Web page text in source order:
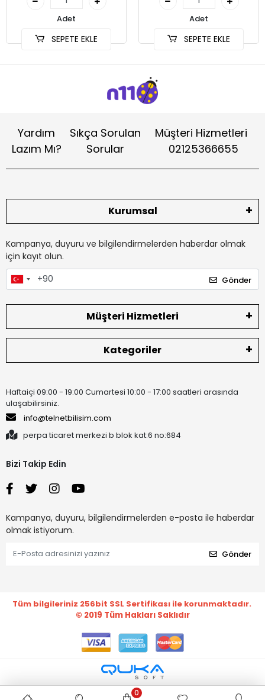
Adet
SEPETE EKLE
Adet
SEPETE EKLE
Yardım
Lazım Mı?
Sıkça Sorulan
Sorular
Müşteri Hizmetleri
02125366655
Kurumsal
Kampanya, duyuru ve bilgilendirmelerden haberdar olmak
için kayıt olun.
Gönder
Müşteri Hizmetleri
Kategoriler
Haftaiçi 09:00 - 19:00 Cumartesi 10:00 - 17:00 saatleri arasında
ulaşabilirsiniz.
info@telnetbilisim.com
perpa ticaret merkezi b blok kat:6 no:684
Bizi Takip Edin
Kampanya, duyuru, bilgilendirmelerden e-posta ile haberdar
olmak istiyorum.
Gönder
Tüm bilgileriniz 256bit SSL Sertifikası ile korunmaktadır.
© 2019 Tüm Hakları Saklıdır
0